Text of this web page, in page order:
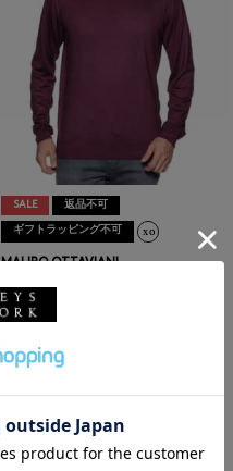
SALE 返品不可
ギフトラッピング不可
MAURO OTTAVIANI
MAURO OTTAVIANI＜マウロ オ
ッタヴィアーニ＞ バーニーズ ニ
ューヨーク限定モックネックニッ
トプルオーバー
¥45,375 45% OFF